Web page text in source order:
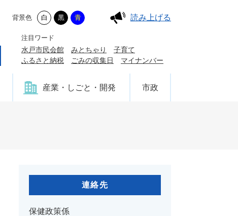
背景色 白 黒 青 読み上げる
注目ワード
水戸市民会館 みとちゃり
子育て
ふるさと納税
ごみの収集日 マイナンバー
産業・しごと・開発 市政
連絡先
保健政策係